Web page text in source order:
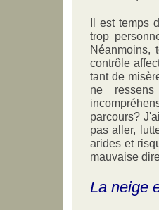
Il est temps
trop
Néanmoins,
contrôle
tant de
ne
parcours?
pas aller,
arides et
mauvaise
La neige